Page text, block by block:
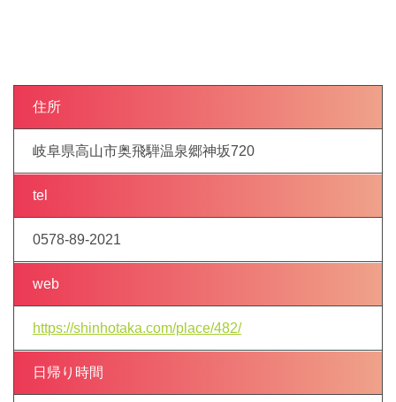
住所
岐阜県高山市奥飛騨温泉郷神坂720
tel
0578-89-2021
web
https://shinhotaka.com/place/482/
日帰り時間